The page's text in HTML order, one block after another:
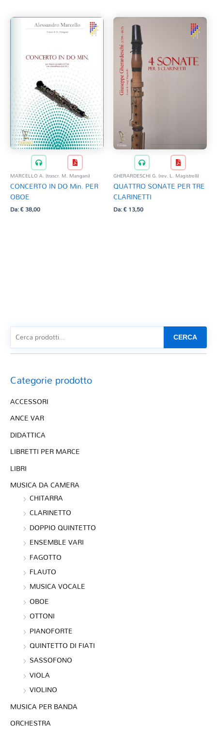
MARCELLO A. (trascr. M. Mangani)
CONCERTO IN DO Min. PER
OBOE
Da:€38,00
GHERARDESCHI G. (rev. L. Magistrelli)
QUATTRO SONATE PER TRE
CLARINETTI
Da:€13,50
CERCA
Categorie prodotto
ACCESSORI
ANCE VAR
DIDATTICA
LIBRETTI PER MARCE
LIBRI
MUSICA DA CAMERA
CHITARRA
CLARINETTO
DOPPIO QUINTETTO
ENSEMBLE VARI
FAGOTTO
FLAUTO
MUSICA VOCALE
OBOE
OTTONI
PIANOFORTE
QUINTETTO DI FIATI
SASSOFONO
VIOLA
VIOLINO
MUSICA PER BANDA
ORCHESTRA